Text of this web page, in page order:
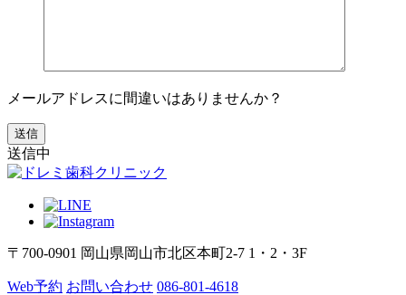
メールアドレスに間違いはありませんか？
送信中
〒700-0901 岡山県岡山市北区本町2-7 1・2・3F
Web予約 お問い合わせ 086-801-4618